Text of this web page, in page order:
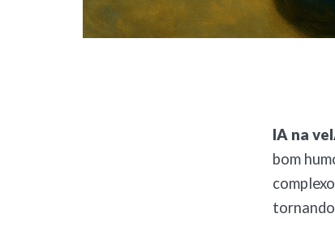
IA na
bom